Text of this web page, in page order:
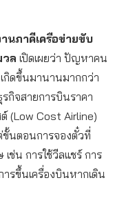
นภาคีเครือข่ายขับ
วล เปิดเผยว่า ปัญหาคน
กิดขึ้นมานานมากกว่า
รกิจสายการบินราคา
(Low Cost Airline)
ขั้นตอนการจองตั๋วที่
ช่น การใช้วีลแชร์ การ
รขึ้นเครื่องบินหากเดิน